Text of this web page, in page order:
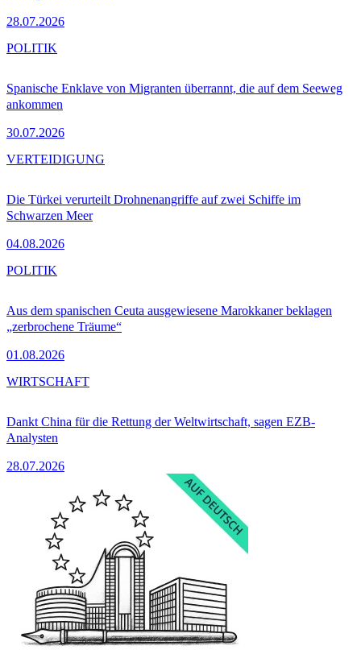
28.07.2026
Spanische Enklave von Migranten überrannt, die auf dem Seeweg
ankommen
30.07.2026
POLITIK
Die Türkei verurteilt Drohnenangriffe auf zwei Schiffe im
Schwarzen Meer
04.08.2026
VERTEIDIGUNG
Aus dem spanischen Ceuta ausgewiesene Marokkaner beklagen
„zerbrochene Träume“
01.08.2026
POLITIK
Dankt China für die Rettung der Weltwirtschaft, sagen EZB-
Analysten
28.07.2026
WIRTSCHAFT